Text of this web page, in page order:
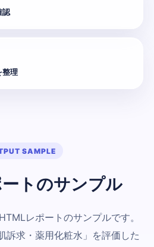
認
整理
SAMPLE
トのサンプル
レポートのサンプルです。
訴求・薬用化粧水」を評価した